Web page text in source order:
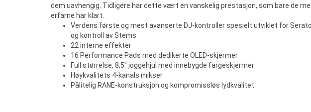
dem uavhengig. Tidligere har dette vært en vanskelig prestasjon, som bare de
erfarne har klart.
Verdens første og mest avanserte DJ-kontroller spesielt utviklet for Serato
og kontroll av Stems
22 interne effekter
16 Performance Pads med dedikerte OLED-skjermer
Full størrelse, 8,5" joggehjul med innebygde fargeskjermer
Høykvalitets 4-kanals mikser
Pålitelig RANE-konstruksjon og kompromissløs lydkvalitet